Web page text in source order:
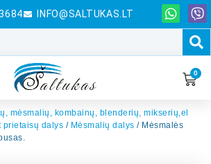
INFO@SALTUKAS.LT
0
mėsmalių, kombainų, blenderių, mikserių,el
prietaisų dalys / Mėsmalių dalys / Mėsmalės